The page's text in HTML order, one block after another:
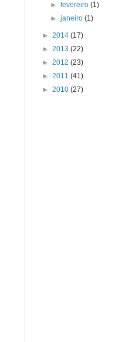
►fevereiro(1)
►janeiro(1)
► 2014 (17)
► 2013 (22)
► 2012 (23)
► 2011 (41)
► 2010 (27)